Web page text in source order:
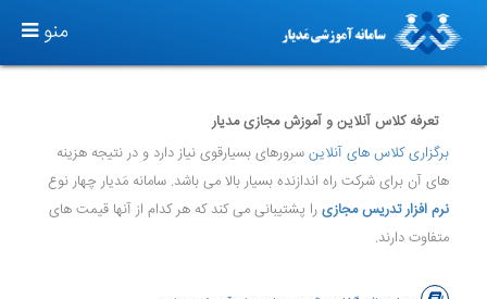
T
O
L
E
N
منو
تعرفه کلاس آنلاین و آموزش مجازی مدیار
برگزاری کلاس های آنلاین سرورهای بسیارقوی نیاز دارد و در نتیجه هزینه
های آن برای شرکت راه اندازنده بسیار بالا می باشد. سامانه مَدیار چهار نوع
نرم افزار تدریس مجازی را پشتیبانی می کند که هر کدام از آنها قیمت های
متفاوت دارند.